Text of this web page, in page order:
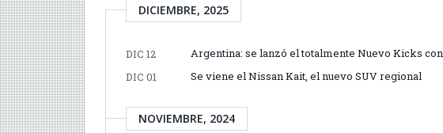
DICIEMBRE, 2025
DIC 12
Argentina: se lanzó el totalmente Nuevo Kicks
DIC 01
Se viene el Nissan Kait, el nuevo SUV regional
NOVIEMBRE, 2024